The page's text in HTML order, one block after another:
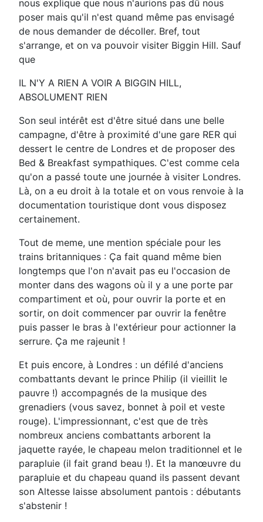
nous explique que nous n'aurions pas dû nous
poser mais qu'il n'est quand même pas envisagé
de nous demander de décoller. Bref, tout
s'arrange, et on va pouvoir visiter Biggin Hill. Sauf
que
IL N'Y A RIEN A VOIR A BIGGIN HILL,
ABSOLUMENT RIEN
Son seul intérêt est d'être situé dans une belle
campagne, d'être à proximité d'une gare RER qui
dessert le centre de Londres et de proposer des
Bed & Breakfast sympathiques. C'est comme cela
qu'on a passé toute une journée à visiter Londres.
Là, on a eu droit à la totale et on vous renvoie à la
documentation touristique dont vous disposez
certainement.
Tout de meme, une mention spéciale pour les
trains britanniques : Ça fait quand même bien
longtemps que l'on n'avait pas eu l'occasion de
monter dans des wagons où il y a une porte par
compartiment et où, pour ouvrir la porte et en
sortir, on doit commencer par ouvrir la fenêtre
puis passer le bras à l'extérieur pour actionner la
serrure. Ça me rajeunit !
Et puis encore, à Londres : un défilé d'anciens
combattants devant le prince Philip (il vieillit le
pauvre !) accompagnés de la musique des
grenadiers (vous savez, bonnet à poil et veste
rouge). L'impressionnant, c'est que de très
nombreux anciens combattants arborent la
jaquette rayée, le chapeau melon traditionnel et le
parapluie (il fait grand beau !). Et la manœuvre du
parapluie et du chapeau quand ils passent devant
son Altesse laisse absolument pantois : débutants
s'abstenir !